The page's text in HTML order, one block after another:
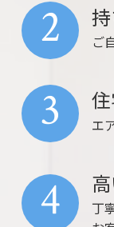
ご
2
エ
3
丁
4